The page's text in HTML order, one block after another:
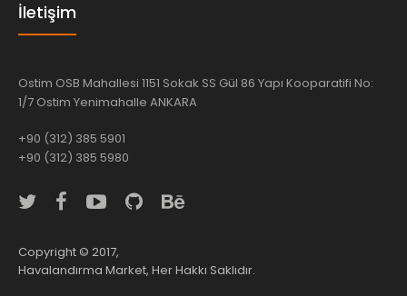
İletişim
Ostim OSB Mahallesi 1151 Sokak SS Gül 86 Yapı Kooparatifi No:
1/7 Ostim Yenimahalle ANKARA
+90 (312) 385 5901
+90 (312) 385 5980
Copyright © 2017,
Havalandırma Market, Her Hakkı Saklıdır.